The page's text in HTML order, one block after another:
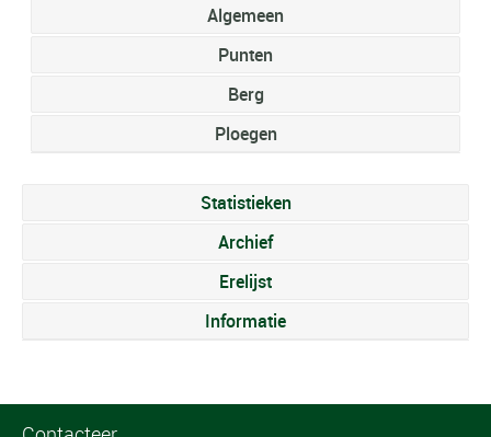
Algemeen
Punten
Berg
Ploegen
Statistieken
Archief
Erelijst
Informatie